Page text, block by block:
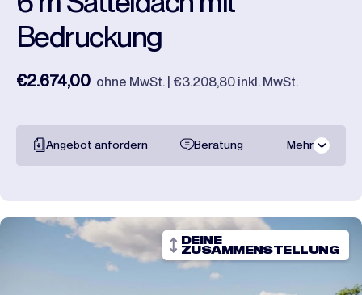
Bedruckung
€2.674,00 ohne MwSt. | €3.208,80 inkl. MwSt.
Angebot anfordern Beratung Mehr
Transportpreise
DEINE
ZUSAMMENSTELLUNG